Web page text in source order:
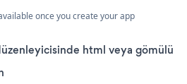
once you create your app
html veya gömülü